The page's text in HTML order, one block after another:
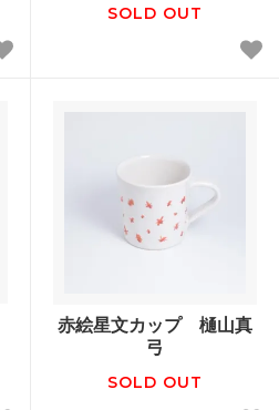
SOLD OUT
赤絵星文カップ 樋山真
弓
SOLD OUT